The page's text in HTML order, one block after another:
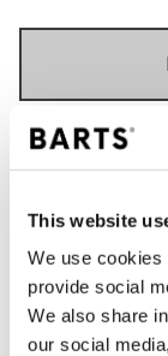
This website
We use cookies
provide social
We also share
our social
Freitag)
innerhalb
30 Tage